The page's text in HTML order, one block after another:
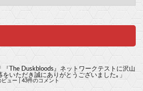
『The Duskbloods』ネットワークテストに沢山
をいただき誠にありがとうございました｡」
ビュー 43件のコメント